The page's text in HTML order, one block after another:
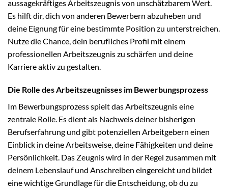
aussagekräftiges Arbeitszeugnis von unschätzbarem Wert.
Es hilft dir, dich von anderen Bewerbern abzuheben und
deine Eignung für eine bestimmte Position zu unterstreichen.
Nutze die Chance, dein berufliches Profil mit einem
professionellen Arbeitszeugnis zu schärfen und deine
Karriere aktiv zu gestalten.
Die Rolle des Arbeitszeugnisses im Bewerbungsprozess
Im Bewerbungsprozess spielt das Arbeitszeugnis eine
zentrale Rolle. Es dient als Nachweis deiner bisherigen
Berufserfahrung und gibt potenziellen Arbeitgebern einen
Einblick in deine Arbeitsweise, deine Fähigkeiten und deine
Persönlichkeit. Das Zeugnis wird in der Regel zusammen mit
deinem Lebenslauf und Anschreiben eingereicht und bildet
eine wichtige Grundlage für die Entscheidung, ob du zu